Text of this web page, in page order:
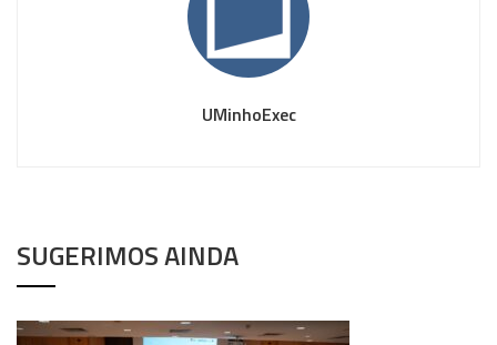
UMinhoExec
SUGERIMOS AINDA